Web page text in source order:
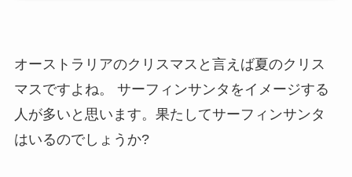
オーストラリアのクリスマスと言えば夏のクリス
マスですよね。 サーフィンサンタをイメージする
人が多いと思います。果たしてサーフィンサンタ
はいるのでしょうか?